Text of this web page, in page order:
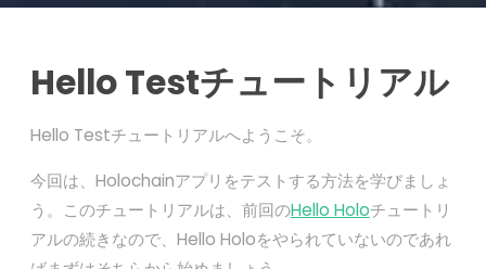
Hello Testチュートリアル
Hello Testチュートリアルへようこそ。
今回は、Holochainアプリをテストする方法を学びましょ
う。このチュートリアルは、前回のHello Holoチュートリ
アルの続きなので、Hello Holoをやられていないのであれ